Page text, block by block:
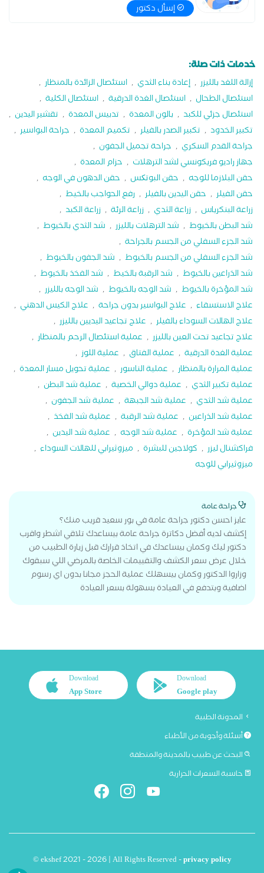
إسأل دكتور
خدمات ذات صلة:
إزالة اللغد بالليزر , إعادة بناء الثدي , استئصال الزائدة بالمنظار ,
استئصال الطحال , استئصال الغدة الدرقية , استئصال الكلية ,
استئصال جزئي للكبد , بالون المعدة , تدبيس المعدة , تقشير اليدين ,
تكبير الخدود , تكبير الصدر بالفيلر , تكميم المعدة , جراحة البواسير ,
جراحة القدم السكري , جراحة تجميل الجفون ,
جهاز راديو فريكونسي لشد الترهلات , حزام المعدة ,
حقن البلازما للوجه , حقن البوتکس , حقن الدهون في الوجه ,
حقن الفيلر , حقن اليدين بالفيلر , رفع الحواجب بالخيط ,
زراعة البنكرياس , زراعة الثدي , زراعة الرئة , زراعة الكبد ,
شد البطن بالخيوط , شد الترهلات بالليزر , شد الثدي بالخيوط ,
شد الجزء السفلي من الجسم بالجراحة ,
شد الجزء السفلي من الجسم بالخيوط , شد الجفون بالخيوط ,
شد الذراعين بالخيوط , شد الرقبة بالخيط , شد الفخذ بالخيوط ,
شد المؤخرة بالخيوط , شد الوجه بالخيوط , شد الوجه بالليزر ,
علاج الاستسقاء , علاج البواسير بدون جراحة , علاج الكيس الدهني ,
علاج الهالات السوداء بالفيلر , علاج تجاعيد اليديين بالليزر ,
علاج تجاعيد تحت العين بالليزر , عملية استئصال الرحم بالمنظار ,
عملية الغدة الدرقية , عملية الفتاق , عملية اللوز ,
عملية المرارة بالمنظار , عملية الناسور , عملية تحويل مسار المعدة ,
عملية تكبير الثدي , عملية دوالي الخصية , عملية شد البطن ,
عملية شد الثدي , عملية شد الجبهة , عملية شد الجفون ,
عملية شد الذراعين , عملية شد الرقبة , عملية شد الفخذ ,
عملية شد المؤخرة , عملية شد الوجه , عملية شد اليدين ,
فراكشنال ليزر , كولاجين للبشرة , ميزوثيرابي للهالات السوداء ,
ميزوثيرابي للوجه
جراحة عامة
عايز احسن دكتور جراحة عامة في بور سعيد قريب منك؟
إكشف لديه أفضل دكاترة جراحة عامة بيساعدك تلاقي اشطر واقرب
دكتور ليك وكمان بيساعدك في اتخاذ قرارك قبل زيارة الطبيب من
خلال عرض سعر الكشف والتقييمات الخاصة بالمرضي اللي سبقوك
وزاروا الدكتور وكمان بيسهلك عملية الحجز مجانا بدون اي رسوم
اضافية وبتدفع في العيادة بسهولة بسعر العيادة
Download
Google play
Download
App Store
المدونة الطبية
أسئلة وأجوبة من الأطباء
البحث عن طبيب بالمدينة والمنطقة
حاسبة السعرات الحرارية
© ekshef 2021 - 2026 | All Rights Reserved -privacy policy